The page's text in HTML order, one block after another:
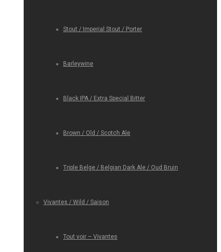
Stout / Imperial Stout / Porter
Barleywine
Black IPA / Extra Special Bitter
Brown / Old / Scotch Ale
Triple Belge / Belgian Dark Ale / Oud Bruin
Vivantes / Wild / Saison
Tout voir – Vivantes